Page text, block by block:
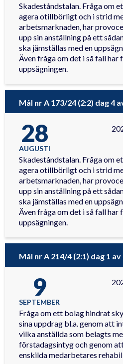
Skadeståndstalan. Fråga om
agera otillbörligt och i strid
arbetsmarknaden, har
upp sin anställning på ett
ska jämställas med en
Även fråga om det i så fall
uppsägningen.
Mål nr A 173/24 (2:2) dag 4
28
AUGUSTI
Skadeståndstalan. Fråga om
agera otillbörligt och i strid
arbetsmarknaden, har
upp sin anställning på ett
ska jämställas med en
Även fråga om det i så fall
uppsägningen.
Mål nr A 214/4 (2:1) dag 1 av
9
SEPTEMBER
Fråga om ett bolag hindrat
sina uppdrag bl.a. genom att
vilka anställda som belagts
förstadagsintyg och genom
enskilda medarbetares